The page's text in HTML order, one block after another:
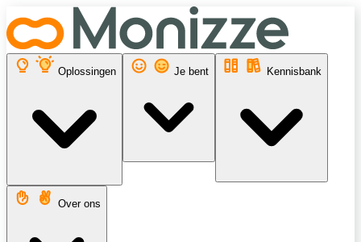
Oplossingen Je bent Kennisbank
Over ons